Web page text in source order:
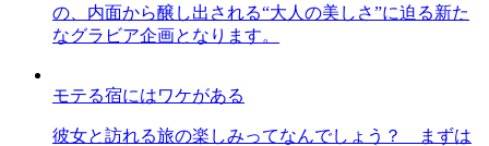
の、内面から醸し出される“大人の美しさ”に迫る新た
なグラビア企画となります。
モテる宿にはワケがある
彼女と訪れる旅の楽しみってなんでしょう？ まずは